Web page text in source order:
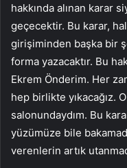
hakkında alınan karar
geçecektir. Bu karar,
girişiminden başka bir
forma yazacaktır. Bu
Ekrem Önderim. Her
hep birlikte yıkacağız.
salonundaydım. Bu
yüzümüze bile
verenlerin artık